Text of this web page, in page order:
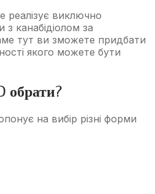
реалізує виключно
з канабідіолом за
тут ви зможете придбати
якого можете бути
обрати?
на вибір різні форми